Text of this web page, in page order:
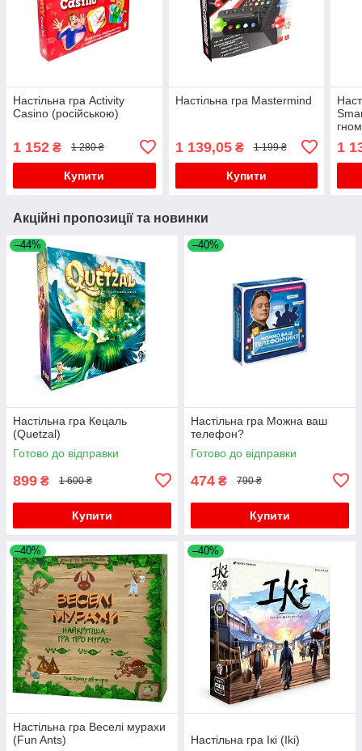
Настільна гра Activity
Casino (російською)
1 152 ₴ 1 280 ₴
Купити
Настільна гра Mastermind
1 139,05₴ 1 199 ₴
Купити
1
Акційні пропозиції та новинки
–44%
Настільна гра Кецаль
(Quetzal)
Готово до відправки
899 ₴ 1 600 ₴
Купити
–40%
Настільна гра Можна ваш
телефон?
Готово до відправки
474 ₴ 790 ₴
Купити
–40%
Настільна гра Веселі мурахи
(Fun Ants)
–40%
Настільна гра Ікі (Iki)